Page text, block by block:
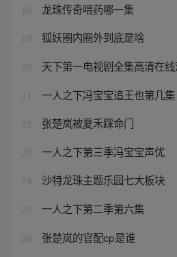
18 龙珠传奇喂药哪一集
19 狐妖圈内圈外到底是啥
20 天下第一电视剧全集高清在
21 一人之下冯宝宝追王也第几集
22 张楚岚被夏禾踩命门
23 一人之下第三季冯宝宝声优
24 沙特龙珠主题乐园七大板块
25 一人之下第二季第六集
26 张楚岚的官配cp是谁